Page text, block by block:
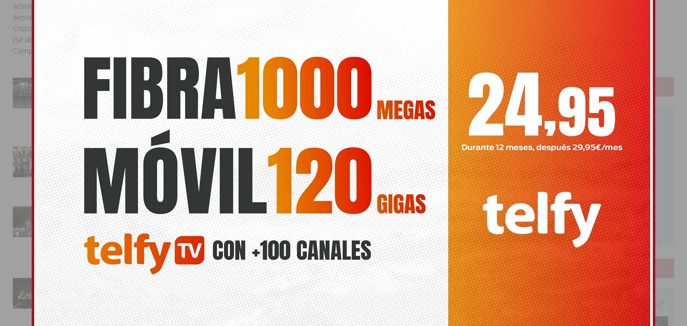
Por la tarde, a las20:00 horas , será el turno del
, una de las citas más
originales y vistosas del programa, con salida desde el
Parque del Polígono
. Ya en la
medianoche , la música tomará el escenario principal con la actuación del grupo La Hornet
, en
Plaza de España
Y como ya es tradición en Rafal, la fiesta no terminará ahí. A las 03:00 horas, comenzará la
esperada
charanga nocturna
, también desde la Plaza de España, que pondrá el broche a la
noche con pan con manteca para todos los asistentes.
Compártelo:
También puede interesar
No related posts.
VIRGEN DEL ROSARIO DESFILE DE MOROS Y CRISTIANOS FIESTAS PATRONALES
RAFAL MOROS Y CRISTIANOS FIESTAS
ANTERIOR
Fin de semana de música y
diversión en las fiestas de Pilar de
la Horadada
SIGUIENTE
La Vega Baja, estrella de Alicante
Gastronómica 2025
actividades familiares, competiciones
deportivas y las celebraciones de Moros y
Cristianos Compártelo: Comparte en Facebook
(Se abre en una ventana nueva) Facebook
Compartir en
La Entrada Cristiana llena de
esplendor las calles de
Almoradí en una multitudinaria
jornada festera
02/08/2026
La magia de la Entrada Mora
conquista las calles de
Almoradí
01/08/2026
La fiesta se adueña de
Almoradí con la presentación
de los cargos festeros y la
toma del castillo
31/07/2026
Pilar de la Horadada
conmemora con emoción el
40º aniversario de su
independencia como municipio
31/07/2026
Euromillones
Loteria
Once
PUBLICIDAD
DEPORTES